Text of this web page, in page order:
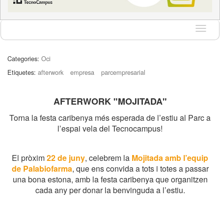
Idioma
Categories: Oci
Etiquetes: afterwork empresa parcempresarial
AFTERWORK "MOJITADA"
Torna la festa caribenya més esperada de l’estiu al Parc a
l’espai vela del Tecnocampus!
El pròxim22 de juny, celebrem la Mojitada amb l’equip
de Palabiofarma, que ens convida a tots i totes a passar
una bona estona, amb la festa caribenya que organitzen
cada any per donar la benvinguda a l’estiu.